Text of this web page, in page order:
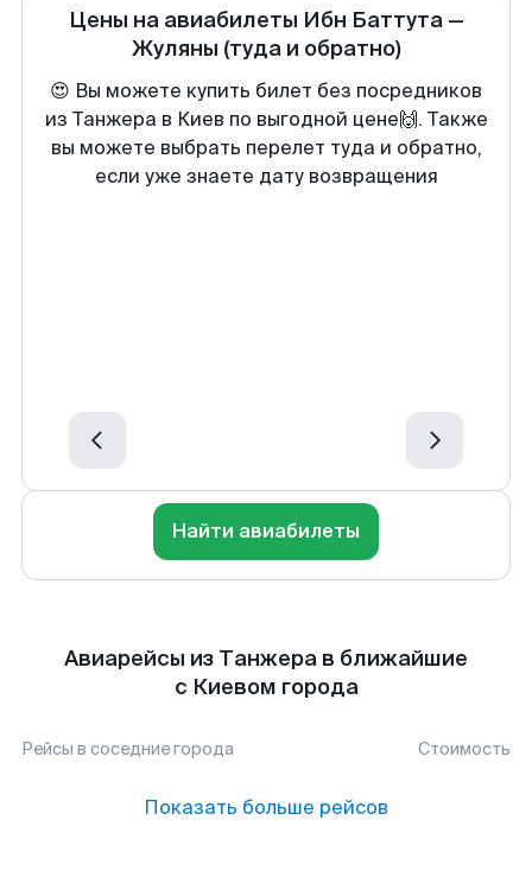
Цены на авиабилеты Ибн Баттута—
Жуляны (туда и обратно)
😍 Вы можете купить билет без посредников
из Танжера в Киев по выгодной цене🙌. Также
вы можете выбрать перелет туда и обратно,
если уже знаете дату возвращения
Найти авиабилеты
Авиарейсы из Танжера в ближайшие
с Киевом города
Рейсы в соседние города Стоимость
Показать больше рейсов